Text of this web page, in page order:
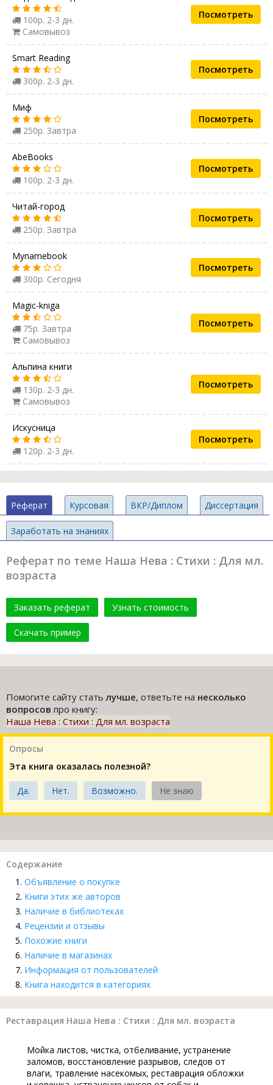
100р. 2-3 дн.
Самовывоз
Посмотреть
Smart Reading
300р. 2-3 дн.
Посмотреть
Миф
250р. Завтра
Посмотреть
AbeBooks
100р. 2-3 дн.
Посмотреть
Читай-город
250р. Завтра
Посмотреть
Mynamebook
300р. Сегодня
Посмотреть
Magic-kniga
75р. Завтра
Самовывоз
Посмотреть
Альпина книги
130р. 2-3 дн.
Самовывоз
Посмотреть
Искусница
120р. 2-3 дн.
Посмотреть
Реферат Курсовая ВКР/Диплом Диссертация
Заработать на знаниях
Реферат по теме Наша Нева : Стихи : Для мл.
возраста
Заказать реферат Узнать стоимость
Скачать пример
Помогите сайту статьлучше, ответьте на несколько
вопросов про книгу:
Наша Нева : Стихи : Для мл. возраста
Опросы
Эта книга оказалась полезной?
Да. Нет. Возможно. Не знаю
Содержание
Объявление о покупке
Книги этих же авторов
Наличие в библиотеках
Рецензии и отзывы
Похожие книги
Наличие в магазинах
Информация от пользователей
Книга находится в категориях
Реставрация Наша Нева : Стихи : Для мл. возраста
Мойка листов, чистка, отбеливание, устранение
заломов, восстановление разрывов, следов от
влаги, травление насекомых, реставрация обложки